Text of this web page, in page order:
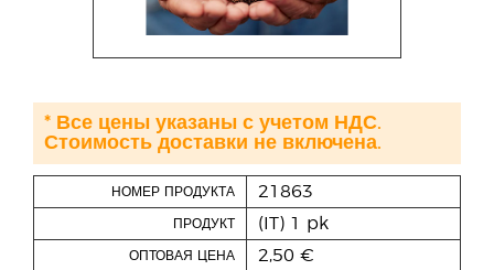
НОМЕР ПРОДУКТА 21863
ПРОДУКТ (IT) 1 pk
ОПТОВАЯ ЦЕНА 2,50 €
* Все цены указаны с учетом НДС.
Стоимость доставки не включена.